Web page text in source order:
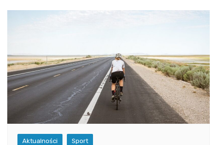
Aktualności Sport